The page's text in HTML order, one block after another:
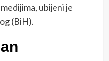
ubijeni je
(BiH).